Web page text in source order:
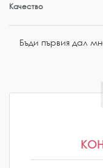
Качество
Бъди първия дал